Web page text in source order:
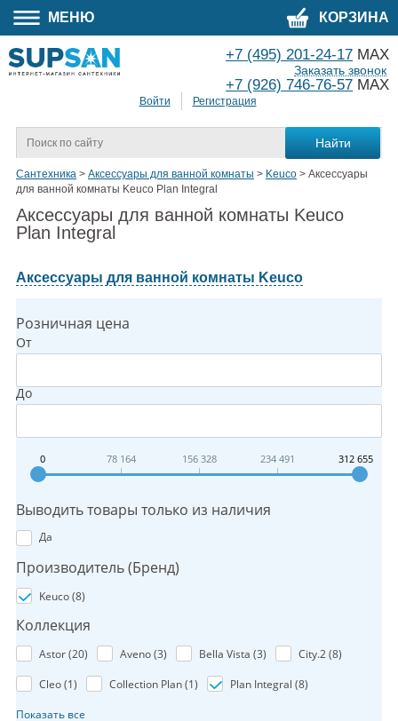
МЕНЮ КОРЗИНА
Войти Регистрация
+7 (495) 201-24-17 MAX
+7 (926) 746-76-57 MAX
Заказать звонок
Сантехника > Аксессуары для ванной комнаты > Keuco > Аксессуары
для ванной комнаты Keuco Plan Integral
Аксессуары для ванной комнаты Keuco
Plan Integral
Аксессуары для ванной комнаты Keuco
Розничная цена
От
До
0 78 164 156 328 234 491 312 655
Выводить товары только из наличия
Да
Производитель (Бренд)
Keuco (8)
Коллекция
Astor (20) Aveno (3) Bella Vista (3) City.2 (8)
Cleo (1) Collection Plan (1) Plan Integral (8)
Показать все